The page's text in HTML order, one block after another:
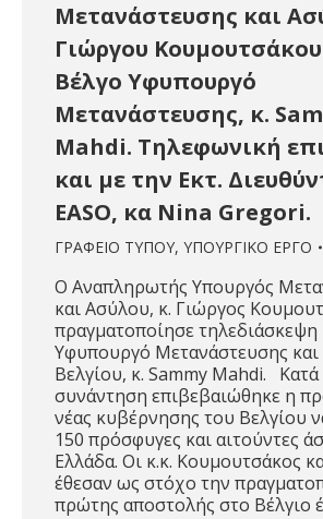
Μετανάστευσης και
Γιώργου
Βέλγο Υφυπουργό
Μετανάστευσης, κ.
Mahdi. Τηλεφωνική
και με την Εκτ.
EASO, κα Nina Gregori.
ΓΡΑΦΕΙΟ ΤΥΠΟΥ, ΥΠΟΥΡΓΙΚΟ ΕΡΓΟ
Ο Αναπληρωτής Υπουργός
και Ασύλου, κ. Γιώργος
πραγματοποίησε τηλεδιάσκεψη
Υφυπουργό Μετανάστευσης
Βελγίου, κ. Sammy Mahdi. Κατά
συνάντηση επιβεβαιώθηκε η
νέας κυβέρνησης του Βελγίου
150 πρόσφυγες και αιτούντες
Ελλάδα. Οι κ.κ. Κουμουτσάκος
έθεσαν ως στόχο την
πρώτης αποστολής στο Βέλγιο